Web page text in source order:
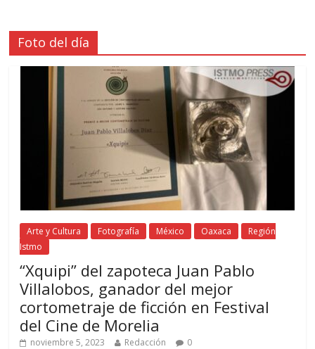
Foto del día
Arte y Cultura Fotografía México Oaxaca
Región
Istmo
“Xquipi” del zapoteca Juan Pablo
Villalobos, ganador del mejor
cortometraje de ficción en Festival
del Cine de Morelia
noviembre 5, 2023 Redacción 0